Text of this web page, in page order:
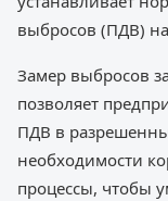
выбросов (ПДВ)
Замер выбросов
позволяет
ПДВ в
необходимости
процессы, чтобы